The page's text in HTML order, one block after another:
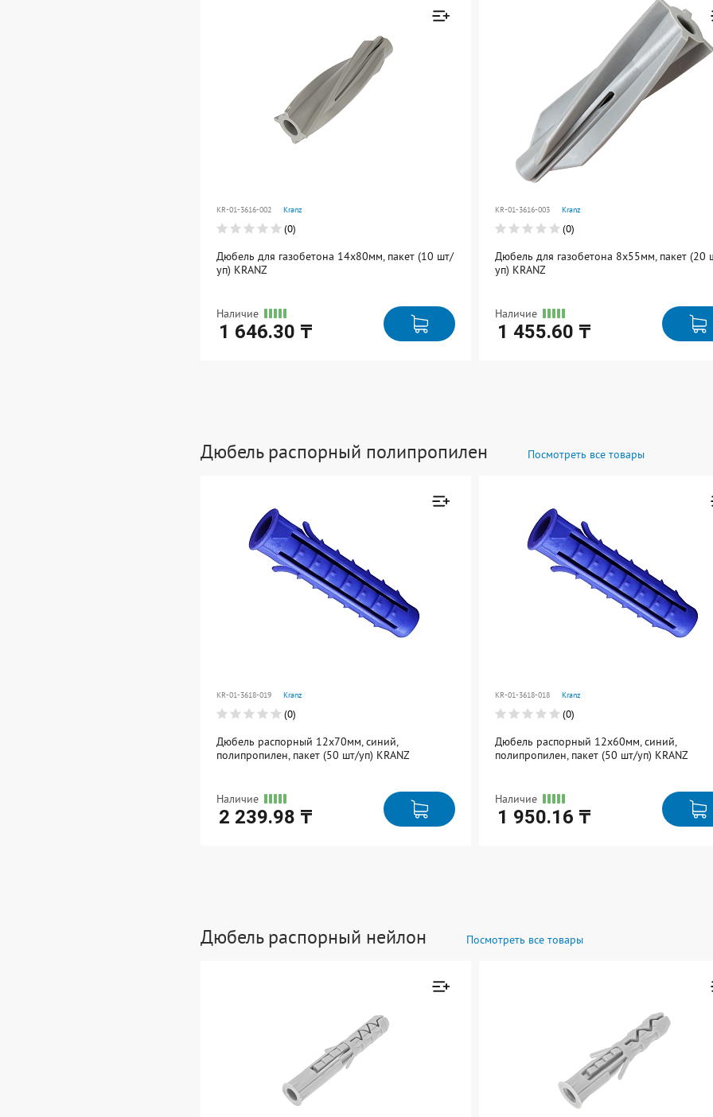
Товар добавлен к
сравнению
KR-01-3616-002 Kranz
(0)
Дюбель для газобетона 14х80мм, пакет (10 шт/
уп) KRANZ
Наличие
1 646.30 ₸
Товар
сравнению
Перейти
KR-01-3616-003 Kranz
(0)
Дюбель для газобетона 8х55мм, пакет (20
уп) KRANZ
Наличие
1 455.60 ₸
Дюбель распорный полипропилен Посмотреть все товары
Перейти
KR-01-3618-019 Kranz
(0)
Дюбель распорный 12х70мм, синий,
полипропилен, пакет (50 шт/уп) KRANZ
Наличие
2 239.98 ₸
Перейти
KR-01-3618-018 Kranz
(0)
Дюбель распорный 12х60мм, синий,
полипропилен, пакет (50 шт/уп) KRANZ
Наличие
1 950.16 ₸
Дюбель распорный нейлон Посмотреть все товары
Товар добавлен к
сравнению
Товар
сравнению